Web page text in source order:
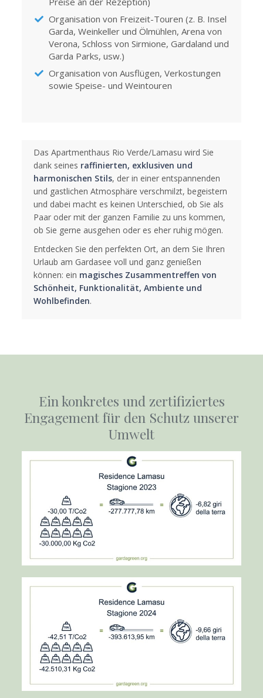
Organisation von Freizeit-Touren (z. B. Insel
Garda, Weinkeller und Ölmühlen, Arena von
Verona, Schloss von Sirmione, Gardaland und
Garda Parks, usw.)
Organisation von Ausflügen, Verkostungen
sowie Speise- und Weintouren
Das Apartmenthaus Rio Verde/Lamasu wird Sie
dank seines raffinierten, exklusiven und
harmonischen Stils, der in einer entspannenden
und gastlichen Atmosphäre verschmilzt, begeistern
und dabei macht es keinen Unterschied, ob Sie als
Paar oder mit der ganzen Familie zu uns kommen,
ob Sie gerne ausgehen oder es eher ruhig mögen.
Entdecken Sie den perfekten Ort, an dem Sie Ihren
Urlaub am Gardasee voll und ganz genießen
können: ein magisches Zusammentreffen von
Schönheit, Funktionalität, Ambiente und
Wohlbefinden.
Ein konkretes und zertifiziertes
Engagement für den Schutz unserer
Umwelt